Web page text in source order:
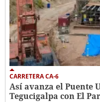
CARRETERA CA-6
Así avanza el Puente
Tegucigalpa con El